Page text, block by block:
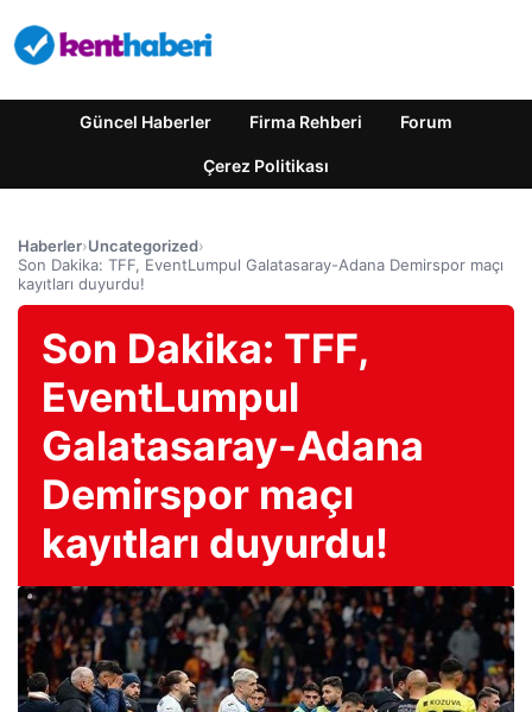
Güncel Haberler Firma Rehberi Forum
Çerez Politikası
Haberler›Uncategorized›
Son Dakika: TFF, EventLumpul Galatasaray-Adana Demirspor maçı
kayıtları duyurdu!
Son Dakika: TFF,
EventLumpul
Galatasaray-Adana
Demirspor maçı
kayıtları duyurdu!